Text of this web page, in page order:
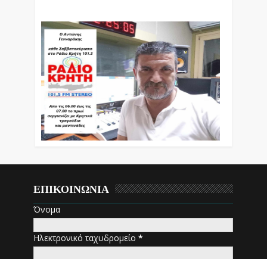
ΕΠΙΚΟΙΝΩΝΙΑ
Όνομα
Ηλεκτρονικό ταχυδρομείο*